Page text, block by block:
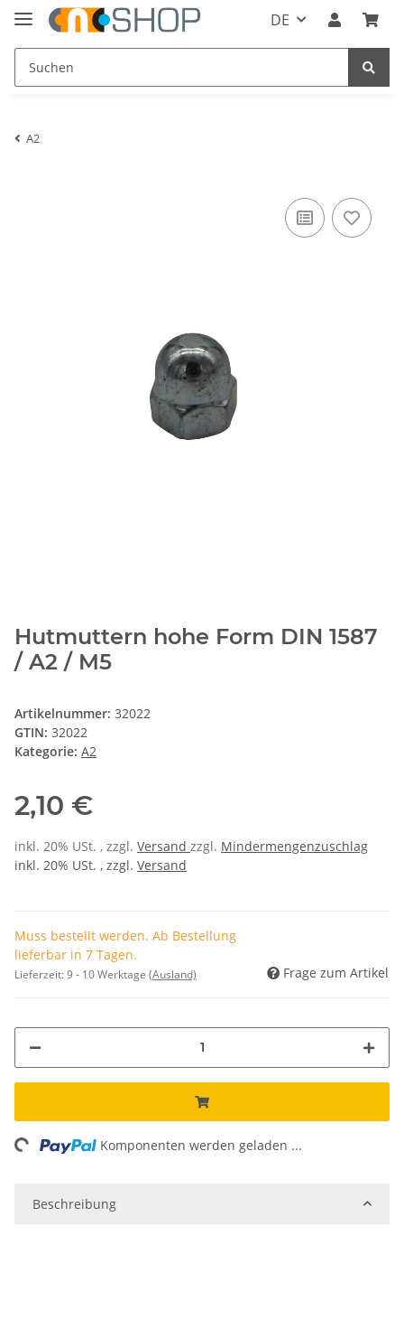
DE
A2
Hutmuttern hohe Form DIN 1587
/ A2 / M5
Artikelnummer: 32022
GTIN: 32022
Kategorie: A2
2,10 €
inkl. 20% USt. , zzgl. Versand zzgl. Mindermengenzuschlag
inkl. 20% USt. , zzgl. Versand
Muss bestellt werden. Ab Bestellung
lieferbar in 7 Tagen.
Lieferzeit:9 - 10 Werktage (Ausland) Frage zum Artikel
Komponenten werden geladen ...
Beschreibung